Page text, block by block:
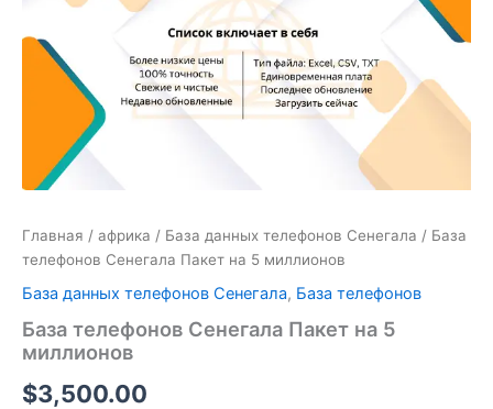
Главная / африка / База данных телефонов Сенегала / База
телефонов Сенегала Пакет на 5 миллионов
База данных телефонов Сенегала, База телефонов
База телефонов Сенегала Пакет на 5
миллионов
$3,500.00
на
миллионов